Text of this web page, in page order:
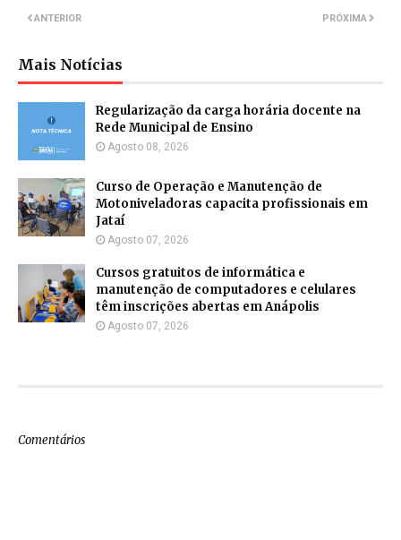
PRÓXIMA
ANTERIOR
Mais Notícias
Regularização da carga horária docente na
Rede Municipal de Ensino
Agosto 08, 2026
Curso de Operação e Manutenção de
Motoniveladoras capacita profissionais em
Jataí
Agosto 07, 2026
Cursos gratuitos de informática e
manutenção de computadores e celulares
têm inscrições abertas em Anápolis
Agosto 07, 2026
Comentários